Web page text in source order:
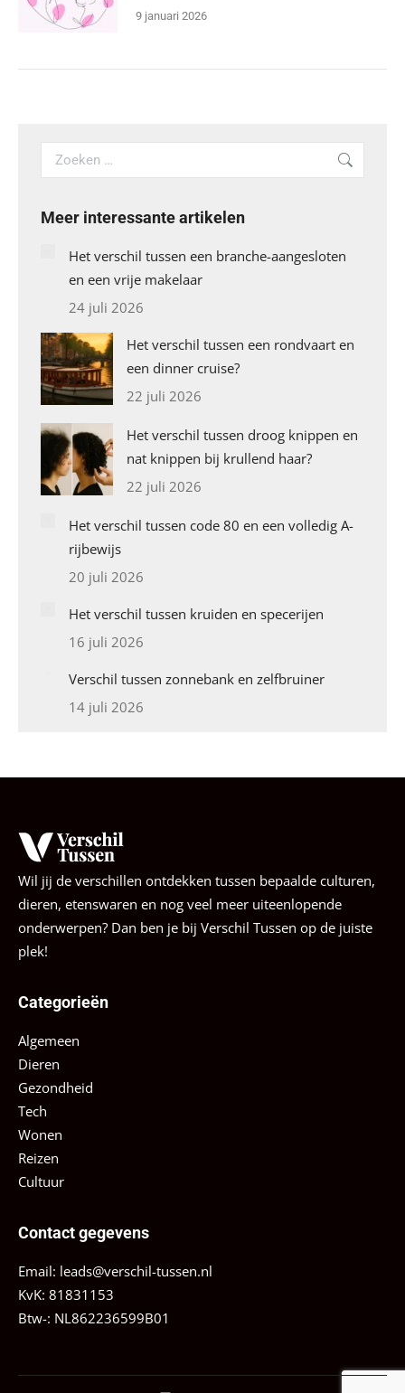
9 januari 2026
Search:
Meer interessante artikelen
Het verschil tussen een branche-aangesloten
en een vrije makelaar
24 juli 2026
Het verschil tussen een rondvaart en
een dinner cruise?
22 juli 2026
Het verschil tussen droog knippen en
nat knippen bij krullend haar?
22 juli 2026
Het verschil tussen code 80 en een volledig A-
rijbewijs
20 juli 2026
Het verschil tussen kruiden en specerijen
16 juli 2026
Verschil tussen zonnebank en zelfbruiner
14 juli 2026
Wil jij de verschillen ontdekken tussen bepaalde culturen,
dieren, etenswaren en nog veel meer uiteenlopende
onderwerpen? Dan ben je bij Verschil Tussen op de juiste
plek!
Categorieën
Algemeen
Dieren
Gezondheid
Tech
Wonen
Reizen
Cultuur
Contact gegevens
Email: leads@verschil-tussen.nl
KvK: 81831153
Btw-: NL862236599B01